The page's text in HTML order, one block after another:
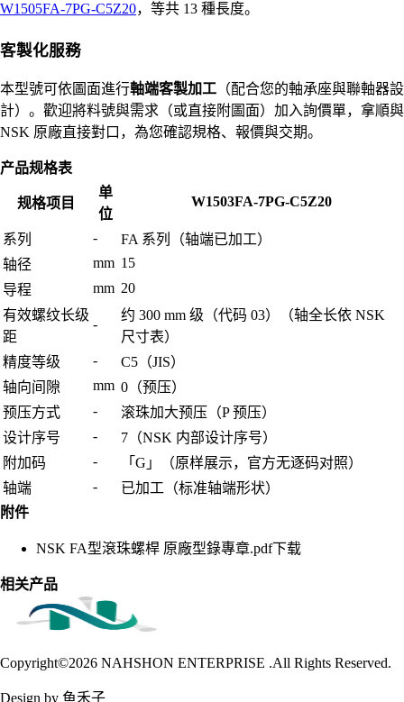
W1505FA-7PG-C5Z20，等共 13 種長度。
客製化服務
本型號可依圖面進行軸端客製加工 （配合您的軸承座與聯軸器設
計）。歡迎將料號與需求（或直接附圖面）加入詢價單，拿順與
NSK 原廠直接對口，為您確認規格、報價與交期。
产品规格表
规格项目
单
位
W1503FA-7PG-C5Z20
系列 -
FA 系列（轴端已加工）
轴径
mm 15
导程
mm 20
有效螺纹长级
距
-
约 300 mm 级（代码 03）（轴全长依 NSK
尺寸表）
精度等级
-
C5（JIS）
轴向间隙
mm 0（预压）
预压方式
-
滚珠加大预压（P 预压）
设计序号
-
7（NSK 内部设计序号）
附加码
-
「G」（原样展示，官方无逐码对照）
轴端
-
已加工（标准轴端形状）
附件
NSK FA型滾珠螺桿 原廠型錄專章.pdf下载
相关产品
Copyright©2026 NAHSHON ENTERPRISE .All Rights Reserved.
Design by 鱼禾子